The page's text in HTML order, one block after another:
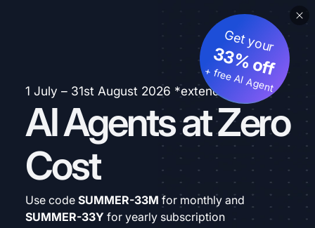
1 July – 31st August 2026 *extended
AI Agents at Zero
Cost
Get your
33% off
+ free AI Agent
Use code SUMMER-33M for monthly and
SUMMER-33Y for yearly subscription